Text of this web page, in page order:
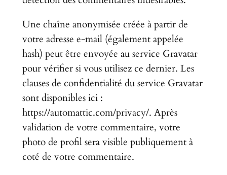
Une chaîne anonymisée créée à partir de
votre adresse e-mail (également appelée
hash) peut être envoyée au service Gravatar
pour vérifier si vous utilisez ce dernier. Les
clauses de confidentialité du service Gravatar
sont disponibles ici :
https://automattic.com/privacy/. Après
validation de votre commentaire, votre
photo de profil sera visible publiquement à
coté de votre commentaire.